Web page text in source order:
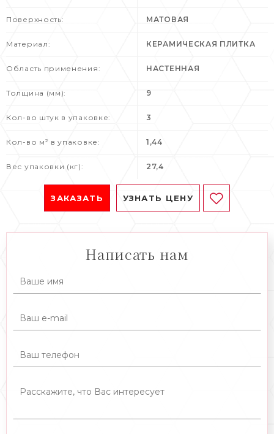
Поверхность: МАТОВАЯ
Материал: КЕРАМИЧЕСКАЯ ПЛИТКА
Область применения: НАСТЕННАЯ
Толщина (мм): 9
Кол-во штук в упаковке: 3
Кол-во м² в упаковке: 1,44
Вес упаковки (кг): 27,4
ЗАКАЗАТЬ УЗНАТЬ ЦЕНУ
Написать нам